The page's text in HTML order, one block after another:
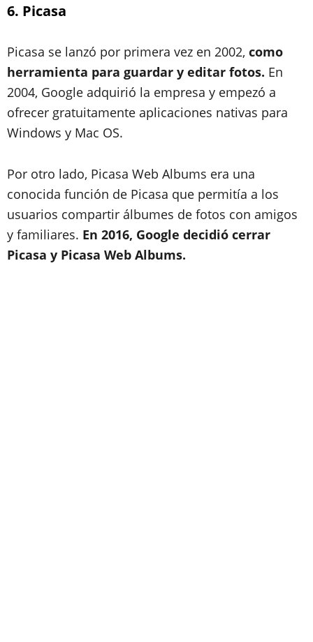
6. Picasa
Picasa se lanzó por primera vez en 2002, como
herramienta para guardar y editar fotos. En
2004, Google adquirió la empresa y empezó a
ofrecer gratuitamente aplicaciones nativas para
Windows y Mac OS.
Por otro lado, Picasa Web Albums era una
conocida función de Picasa que permitía a los
usuarios compartir álbumes de fotos con amigos
y familiares. En 2016, Google decidió cerrar
Picasa y Picasa Web Albums.